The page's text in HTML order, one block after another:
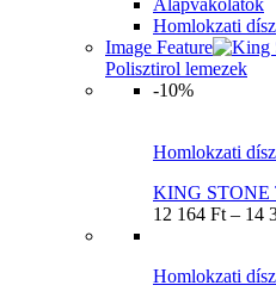
Homlokzati
Image Feature
Polisztirol lemezek
-10%
Homlokzati
KING STONE
12 164 Ft – 14
Homlokzati